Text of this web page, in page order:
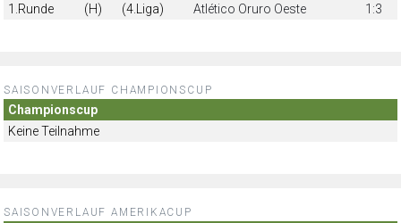
1.Runde
(H) (4.Liga) Atlético Oruro Oeste 1:3
SAISONVERLAUF CHAMPIONSCUP
Championscup
Keine Teilnahme
SAISONVERLAUF AMERIKACUP